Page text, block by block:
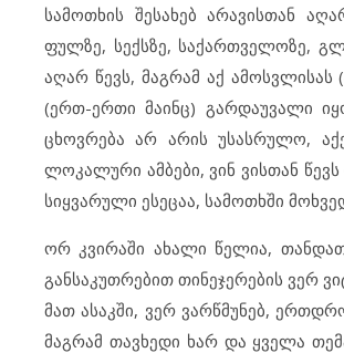
სამოთხის შესახებ არავისთან
ფულზე, სექსზე, საქართველოზე,
აღარ წევს, მაგრამ აქ
(ერთ-ერთი მაინც) გარდაუვალი
ცხოვრება არ არის უსასრულო,
ლოკალური ამბები, ვინ ვისთან
სიყვარული ესეცაა, სამოთხში
ორ კვირაში ახალი წელია,
განსაკუთრებით თინეჯერების ვერ
მათ ასაკში, ვერ ვარწმუნებ,
მაგრამ თავხედი ხარ და ყველა